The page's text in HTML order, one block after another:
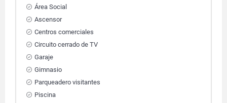
Área Social
Ascensor
Centros comerciales
Circuito cerrado de TV
Garaje
Gimnasio
Parqueadero visitantes
Piscina